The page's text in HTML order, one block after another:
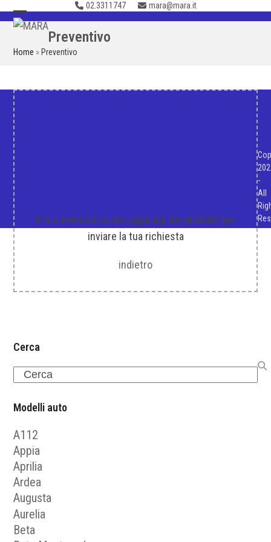
Skip
to
02.3311747 mara@mara.it
Open
mobile
Close
mobile Preventivo
Home » Preventivo
Il tuo elenco è vuoto, aggiungi dei prodotti per
inviare la tua richiesta
indietro
Cerca
Search
Modelli auto
A112
Appia
Aprilia
Ardea
Augusta
Aurelia
Beta
-
All